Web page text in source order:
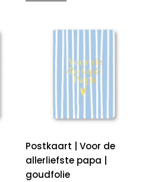
Postkaart | Voor de
allerliefste papa |
goudfolie